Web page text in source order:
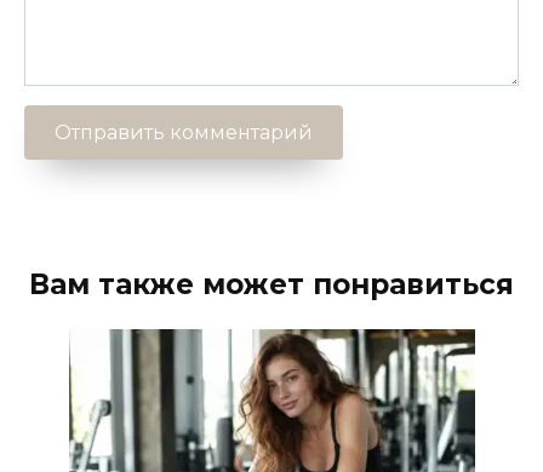
Вам также может понравиться